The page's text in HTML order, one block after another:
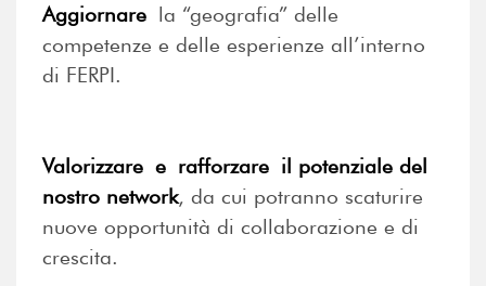
Aggiornare la “geografia” delle
competenze e delle esperienze all’interno
di FERPI.
Valorizzare e rafforzare il potenziale del
nostro network, da cui potranno scaturire
nuove opportunità di collaborazione e di
crescita.